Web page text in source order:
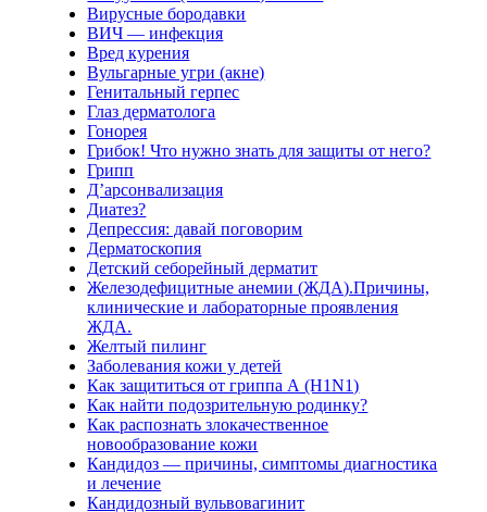
Вирусные бородавки
ВИЧ — инфекция
Вред курения
Вульгарные угри (акне)
Генитальный герпес
Глаз дерматолога
Гонорея
Грибок! Что нужно знать для защиты от него?
Грипп
Д’арсонвализация
Диатез?
Депрессия: давай поговорим
Дерматоскопия
Детский себорейный дерматит
Железодефицитные анемии (ЖДА).Причины,
клинические и лабораторные проявления
ЖДА.
Желтый пилинг
Заболевания кожи у детей
Как защититься от гриппа А (H1N1)
Как найти подозрительную родинку?
Как распознать злокачественное
новообразование кожи
Кандидоз — причины, симптомы диагностика
и лечение
Кандидозный вульвовагинит